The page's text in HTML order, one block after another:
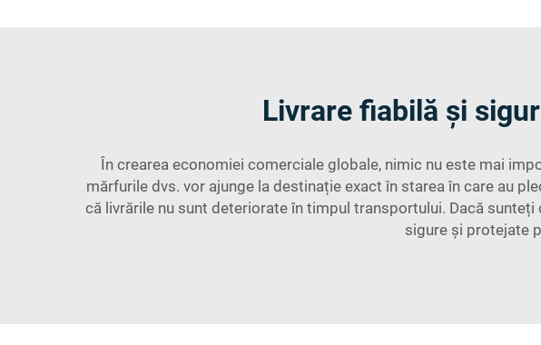
Livrare fiabilă și
În crearea economiei comerciale globale, nimic nu este mai
mărfurile dvs. vor ajunge la destinație exact în starea în care au
că livrările nu sunt deteriorate în timpul transportului. Dacă
sigure și protejate